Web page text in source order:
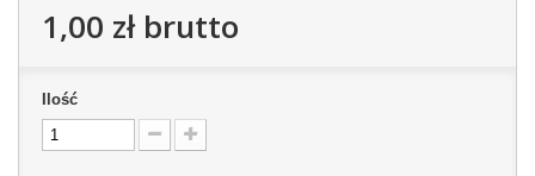
1,00 złbrutto
Ilość